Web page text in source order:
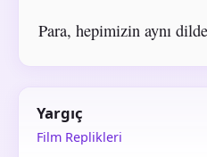
Para, hepimizin aynı
Yargıç
Film Replikleri